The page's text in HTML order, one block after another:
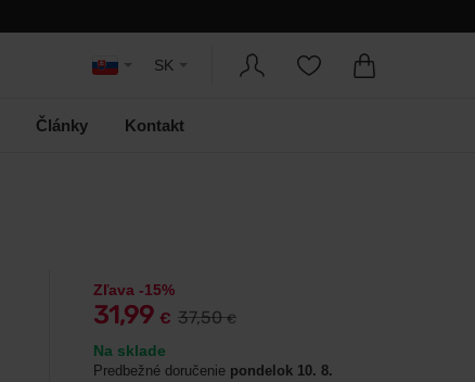
SK
Články Kontakt
Zľava -15%
31,99 € 37,50€
Na sklade
Predbežné doručenie pondelok 10. 8.